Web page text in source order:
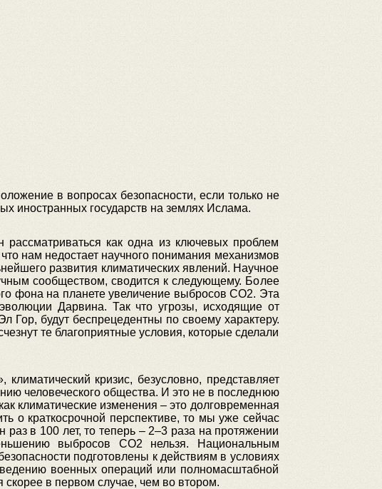
в вопросах безопасности, если только не
иностранных государств на землях Ислама.
рассматриваться как одна из ключевых проблем
нам недостает научного понимания механизмов
развития климатических явлений. Научное
сообществом, сводится к следующему. Более
фона на планете увеличение выбросов CO2. Эта
Дарвина. Так что угрозы, исходящие от
Гор, будут беспрецедентны по своему характеру.
те благоприятные условия, которые сделали
кризис, безусловно, представляет
человеческого общества. И это не в последнюю
климатические изменения – это долговременная
о краткосрочной перспективе, то мы уже сейчас
в 100 лет, то теперь – 2–3 раза на протяжении
выбросов CO2 нельзя. Национальным
подготовлены к действиям в условиях
военных операций или полномасштабной
скорее в первом случае, чем во втором.